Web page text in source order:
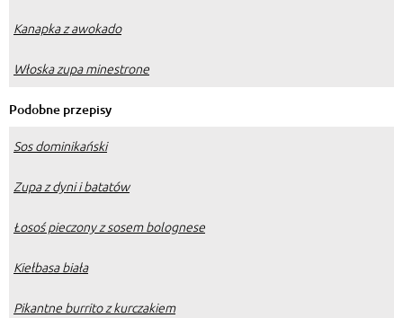
Kanapka z awokado
Włoska zupa minestrone
Podobne przepisy
Sos dominikański
Zupa z dyni i batatów
Łosoś pieczony z sosem bolognese
Kiełbasa biała
Pikantne burrito z kurczakiem